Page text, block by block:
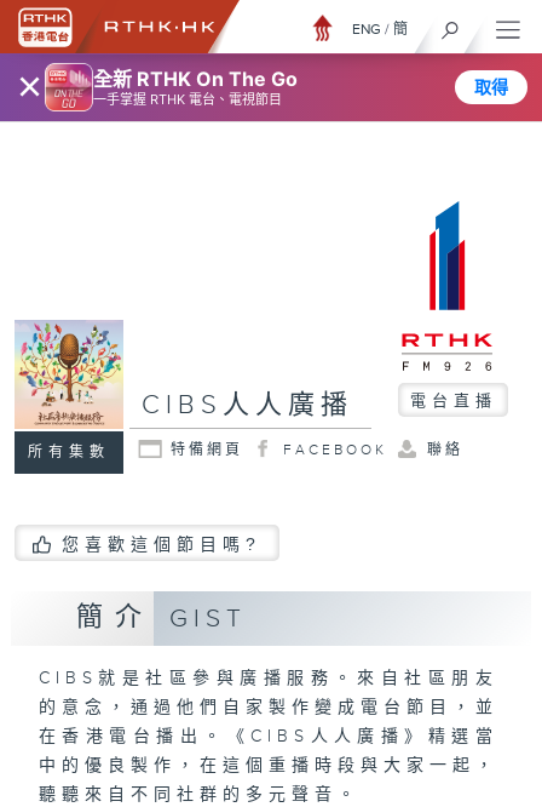
× 全新 RTHK On The Go
一手掌握 RTHK 電台、電視節目
取得
ENG / 簡
所有集數
CIBS人人廣播 電台直播
特備網頁 FACEBOOK 聯絡
您喜歡這個節目嗎?
簡介 GIST
CIBS就是社區參與廣播服務。來自社區朋友
的意念，通過他們自家製作變成電台節目，並
在香港電台播出。《CIBS人人廣播》精選當
中的優良製作，在這個重播時段與大家一起，
聽聽來自不同社群的多元聲音。